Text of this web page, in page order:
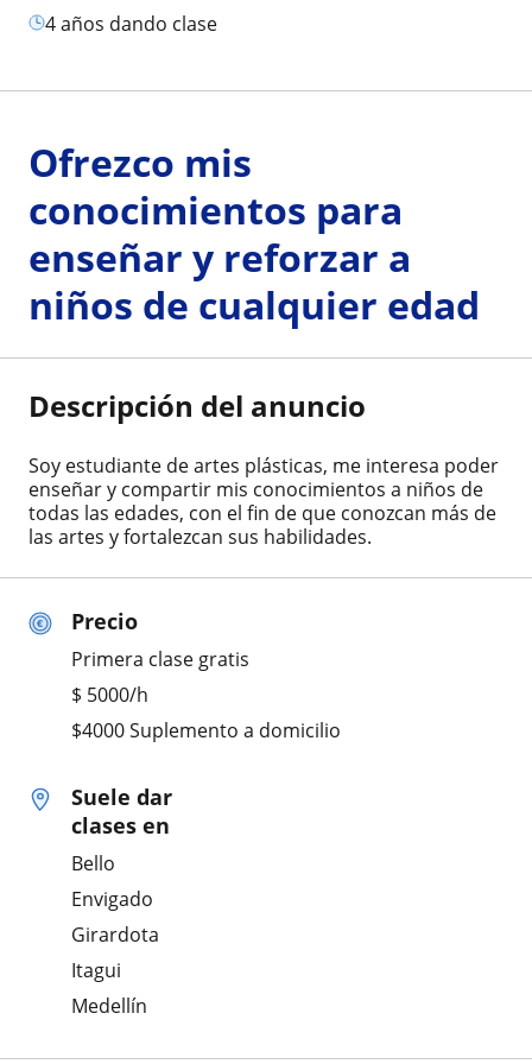
4 años dando clase
Precio
Primera clase gratis
$ 5000/h
$4000 Suplemento a domicilio
Suele dar
clases en
Bello
Envigado
Girardota
Itagui
Medellín
Ofrezco mis
conocimientos para
enseñar y reforzar a
niños de cualquier edad
Descripción del anuncio
Soy estudiante de artes plásticas, me interesa poder
enseñar y compartir mis conocimientos a niños de
todas las edades, con el fin de que conozcan más de
las artes y fortalezcan sus habilidades.